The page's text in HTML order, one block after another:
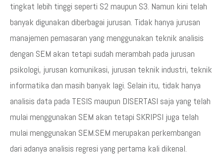
tingkat lebih tinggi seperti S2 maupun S3. Namun kini telah
banyak digunakan diberbagai jurusan. Tidak hanya jurusan
manajemen pemasaran yang menggunakan teknik analisis
dengan SEM akan tetapi sudah merambah pada jurusan
psikologi, jurusan komunikasi, jurusan teknik industri, teknik
informatika dan masih banyak lagi. Selain itu, tidak hanya
analisis data pada TESIS maupun DISERTASI saja yang telah
mulai menggunakan SEM akan tetapi SKRIPSI juga telah
mulai menggunakan SEM.SEM merupakan perkembangan
dari adanya analisis regresi yang pertama kali dikenal.